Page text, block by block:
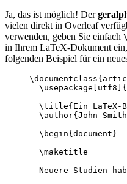
Ja, das ist möglich! Der
vielen direkt in Overleaf
verwenden, geben Sie einfach
in Ihrem LaTeX-Dokument
folgenden Beispiel für ein
\documentclass{
\usepackage
utf8 ]{
\title{Ein
\author{John
\begin{ document }
\maketitle
Neuere Studien